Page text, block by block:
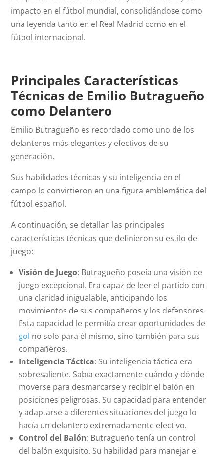
impacto en el fútbol mundial, consolidándose como
una leyenda tanto en el Real Madrid como en el
fútbol internacional.
Principales Características
Técnicas de Emilio Butragueño
como Delantero
Emilio Butragueño es recordado como uno de los
delanteros más elegantes y efectivos de su
generación.
Sus habilidades técnicas y su inteligencia en el
campo lo convirtieron en una figura emblemática del
fútbol español.
A continuación, se detallan las principales
características técnicas que definieron su estilo de
juego:
Visión de Juego: Butragueño poseía una visión de
juego excepcional. Era capaz de leer el partido con
una claridad inigualable, anticipando los
movimientos de sus compañeros y los defensores.
Esta capacidad le permitía crear oportunidades de
gol no solo para él mismo, sino también para sus
compañeros.
Inteligencia Táctica: Su inteligencia táctica era
sobresaliente. Sabía exactamente cuándo y dónde
moverse para desmarcarse y recibir el balón en
posiciones peligrosas. Su capacidad para entender
y adaptarse a diferentes situaciones del juego lo
hacía un delantero extremadamente efectivo.
Control del Balón: Butragueño tenía un control
del balón exquisito. Su habilidad para manejar el